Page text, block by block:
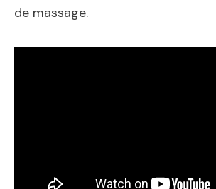
de massage.